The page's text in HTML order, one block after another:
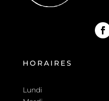
HORAIRES
Lundi